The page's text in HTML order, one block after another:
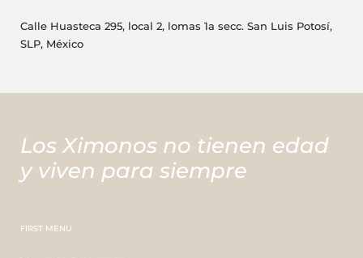
Calle Huasteca 295, local 2, lomas 1a secc. San Luis Potosí,
SLP, México
Los Ximonos no tienen edad
y viven para siempre
FIRST MENU